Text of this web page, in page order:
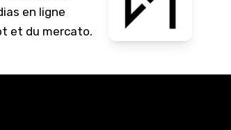
en ligne
et du mercato.